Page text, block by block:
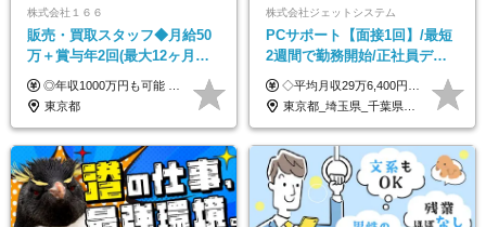
株式会社１６６
販売・買取スタッフ◆月給50
万＋賞与年2回(最大12ヶ月分
支給)◆前職給与保証◆年収
1000万可◆オープニング
◎年収1000万円も可能 ◎複雑な条件やノルマは一切なし！ 頑張った分だけシンプルに還元される給与体系です。 経験者の方には「前職給与保証」をお約束します！ ■月給50万円～80万円（役職手当を含む） ★平均月収：60～70万円程度 ★「〇件以上で支給」といった複雑な条件やノルマの縛りは一切ありません。 お客様に寄り添い、利益が出た分はしっかりとあなたの給与へ還元します！ ※経験・能力を考慮のうえ決定します。 ※試用期間3ヶ月あり。その間の待遇・給与に差異はありません。 ※上記の金額は固定残業代（20時間/5万円～）含んだ金額です。 超過分は別途記載します。
東京都
株式会社ジェットシステム
PCサポート【面接1回】/最短
2週間で勤務開始/正社員デビ
ュー歓迎/未経験9割以上/社員
寮・住宅手当あり
◇平均月収29万6,400円(各種手当含む) ◇住宅手当⇒最大家賃の半額支給 ◇賞与年2回支給 ■月給22万5,000円以上＋地域手当＋時間外手当＋住宅手当＋家族手当 ※経験やスキルに応じて給与を決定します ※試用期間2ヶ月あり（期間内は時給1,060円以上となります） └地域により上がる可能性があり／例：東京都時給1,370円 └その他待遇に差異なし ＜モデル月収例＞ 1年目：296,400円 3年目：320,000円 【固定残業代について】 なし（残業代は、実際の労働時間に応じて別途全額支給）
東京都_埼玉県_千葉県_愛知県_北海道_群馬県_長野県_富山県_石川県_静岡県_香川県_高知県_熊本県_長崎県_沖縄県